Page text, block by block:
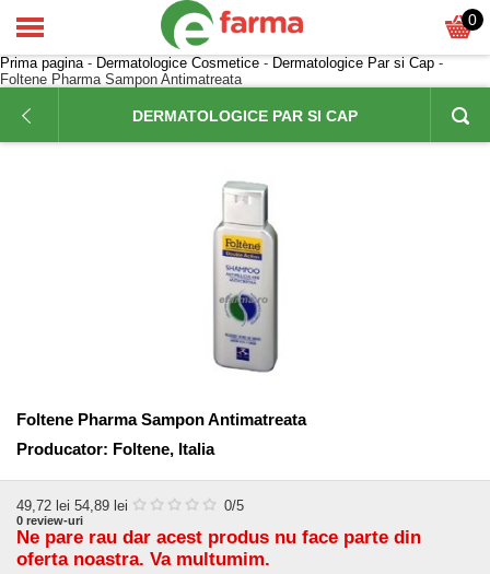
0
Prima pagina- Dermatologice Cosmetice - Dermatologice Par si Cap -
Foltene Pharma Sampon Antimatreata
DERMATOLOGICE PAR SI CAP
Foltene Pharma Sampon Antimatreata
Producator: Foltene, Italia
49,72 lei 54,89 lei 0/5
0 review-uri
Ne pare rau dar acest produs nu face parte din
oferta noastra. Va multumim.